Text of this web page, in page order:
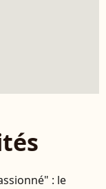
: le